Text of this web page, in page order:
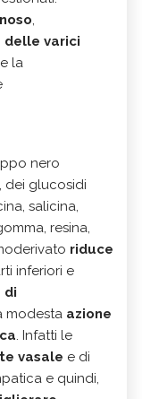
,
delle varici
la
nero
, dei glucosidi
salicina,
resina,
riduce
inferiori e
di
modesta azione
. Infatti le
vasale e di
e quindi,